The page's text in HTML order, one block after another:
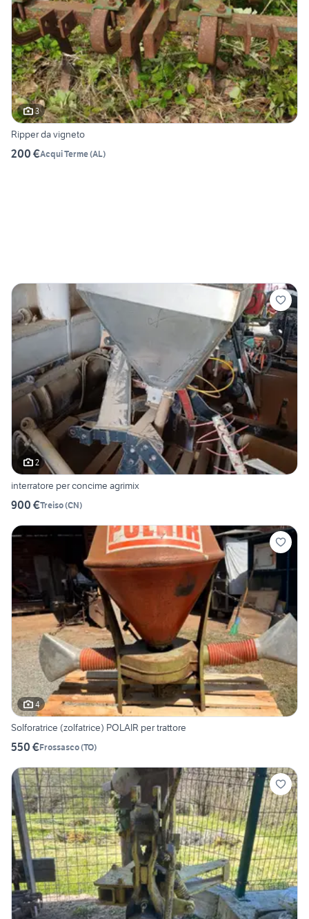
3
Ripper da vigneto
200 €Acqui Terme(AL)
2
interratore per concime agrimix
900 €Treiso(CN)
4
Solforatrice (zolfatrice) POLAIR per trattore
550 €Frossasco(TO)